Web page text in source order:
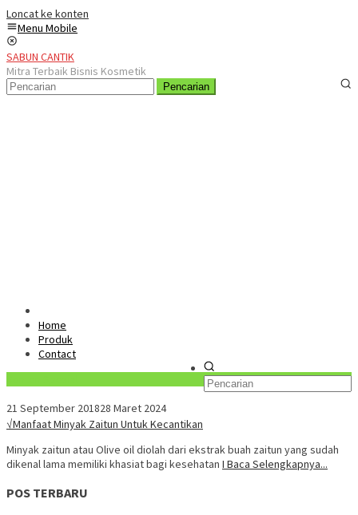
Loncat ke konten
Menu Mobile
SABUN CANTIK
Mitra Terbaik Bisnis Kosmetik
Pencarian
Home
Produk
Contact
21 September 201828 Maret 2024
√Manfaat Minyak Zaitun Untuk Kecantikan
Minyak zaitun atau Olive oil diolah dari ekstrak buah zaitun yang sudah
dikenal lama memiliki khasiat bagi kesehatan I Baca Selengkapnya...
POS TERBARU